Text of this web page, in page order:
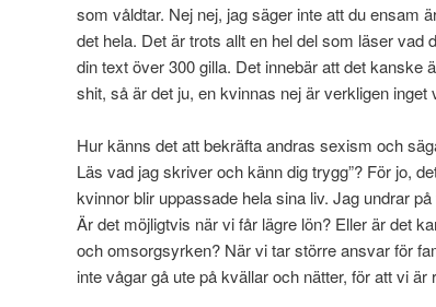
som våldtar. Nej nej, jag säger inte att du ensam
det hela. Det är trots allt en hel del som läser
din text över 300 gilla. Det innebär att det kanske
shit, så är det ju, en kvinnas nej är verkligen inget
Hur känns det att bekräfta andras sexism och
Läs vad jag skriver och känn dig trygg”? För jo,
kvinnor blir uppassade hela sina liv. Jag undrar
Är det möjligtvis när vi får lägre lön? Eller är det
och omsorgsyrken? När vi tar större ansvar för
inte vågar gå ute på kvällar och nätter, för att vi är